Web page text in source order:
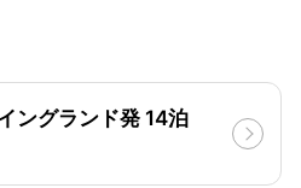
ングランド発 14泊